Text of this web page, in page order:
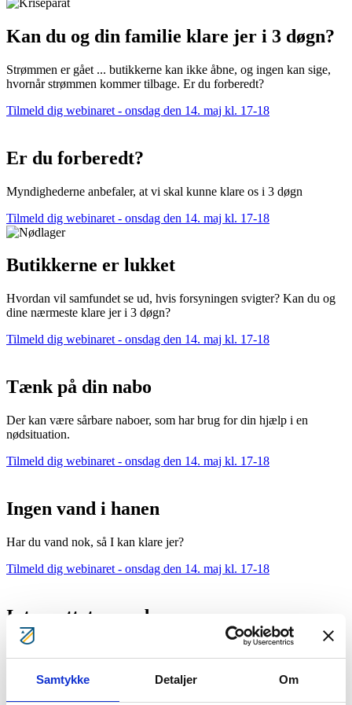
Samtykke Detaljer Om
Kan du og din familie klare jer i 3 døgn?
Strømmen er gået ... butikkerne kan ikke åbne, og ingen kan sige,
hvornår strømmen kommer tilbage. Er du forberedt?
Tilmeld dig webinaret - onsdag den 14. maj kl. 17-18
Er du forberedt?
Myndighederne anbefaler, at vi skal kunne klare os i 3 døgn
Tilmeld dig webinaret - onsdag den 14. maj kl. 17-18
Butikkerne er lukket
Hvordan vil samfundet se ud, hvis forsyningen svigter? Kan du og
dine nærmeste klare jer i 3 døgn?
Tilmeld dig webinaret - onsdag den 14. maj kl. 17-18
Tænk på din nabo
Der kan være sårbare naboer, som har brug for din hjælp i en
nødsituation.
Tilmeld dig webinaret - onsdag den 14. maj kl. 17-18
Ingen vand i hanen
Har du vand nok, så I kan klare jer?
Tilmeld dig webinaret - onsdag den 14. maj kl. 17-18
Internettet er nede
Har du forberedt dig på, at det kan ske?